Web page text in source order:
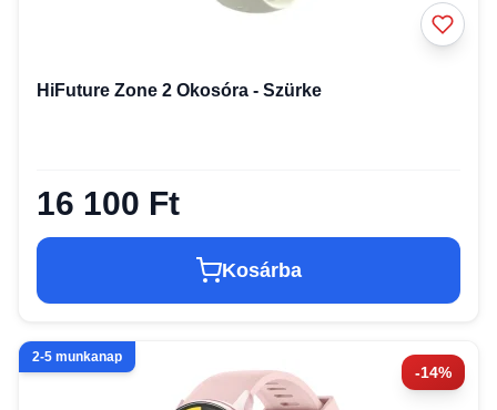
HiFuture Zone 2 Okosóra - Szürke
16 100 Ft
Kosárba
-14%
2-5 munkanap